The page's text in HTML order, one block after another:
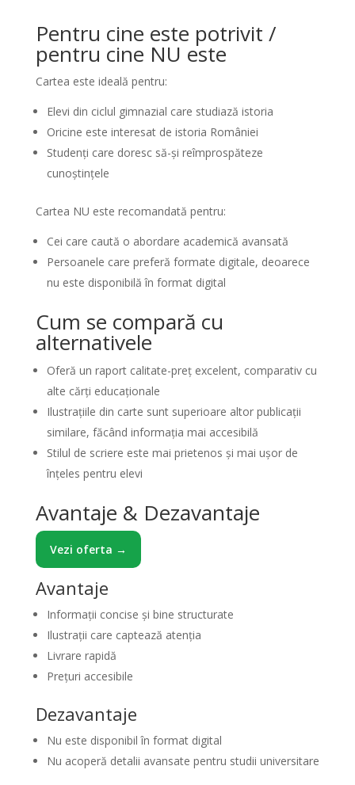
Pentru cine este potrivit /
pentru cine NU este
Cartea este ideală pentru:
Elevi din ciclul gimnazial care studiază istoria
Oricine este interesat de istoria României
Studenți care doresc să-și reîmprospăteze
cunoștințele
Cartea NU este recomandată pentru:
Cei care caută o abordare academică avansată
Persoanele care preferă formate digitale, deoarece
nu este disponibilă în format digital
Cum se compară cu
alternativele
Oferă un raport calitate-preț excelent, comparativ cu
alte cărți educaționale
Ilustrațiile din carte sunt superioare altor publicații
similare, făcând informația mai accesibilă
Stilul de scriere este mai prietenos și mai ușor de
înțeles pentru elevi
Avantaje & Dezavantaje
Vezi oferta →
Avantaje
Informații concise și bine structurate
Ilustrații care captează atenția
Livrare rapidă
Prețuri accesibile
Dezavantaje
Nu este disponibil în format digital
Nu acoperă detalii avansate pentru studii universitare